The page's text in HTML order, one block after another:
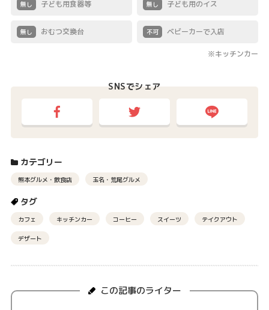
無し 子ども用食器等 無し 子ども用のイス
無し おむつ交換台 不可 ベビーカーで入店
※キッチンカー
SNSでシェア
カテゴリー
熊本グルメ・飲食店 玉名・荒尾グルメ
タグ
カフェ キッチンカー コーヒー スイーツ テイクアウト
デザート
この記事のライター